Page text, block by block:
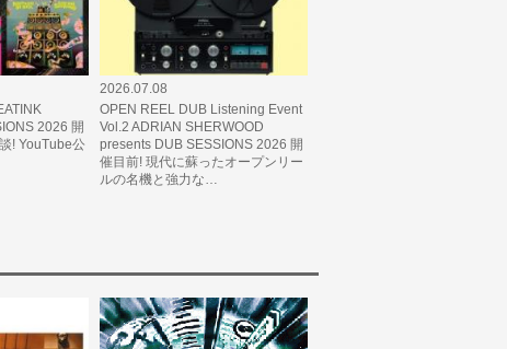
2026 開
! YouTube公
2026.07.08
OPEN REEL DUB Listening Event
Vol.2 ADRIAN SHERWOOD
presents DUB SESSIONS 2026 開
催目前! 現代に蘇ったオープンリー
ルの名機と強力な…